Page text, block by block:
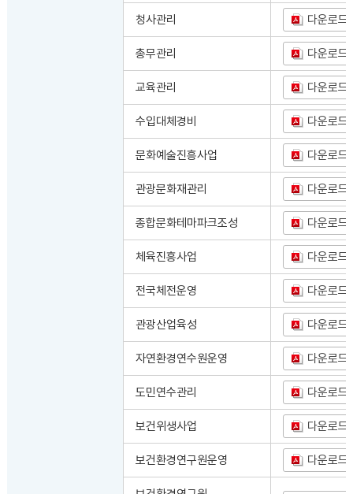
청사관리 다운로드
총무관리 다운로드
교육관리 다운로드
수입대체경비 다운로드
문화예술진흥사업 다운로드
관광문화재관리 다운로드
종합문화테마파크조성 다운로드
체육진흥사업 다운로드
전국체전운영 다운로드
관광산업육성 다운로드
자연환경연수원운영 다운로드
도민연수관리 다운로드
보건위생사업 다운로드
보건환경연구원운영 다운로드